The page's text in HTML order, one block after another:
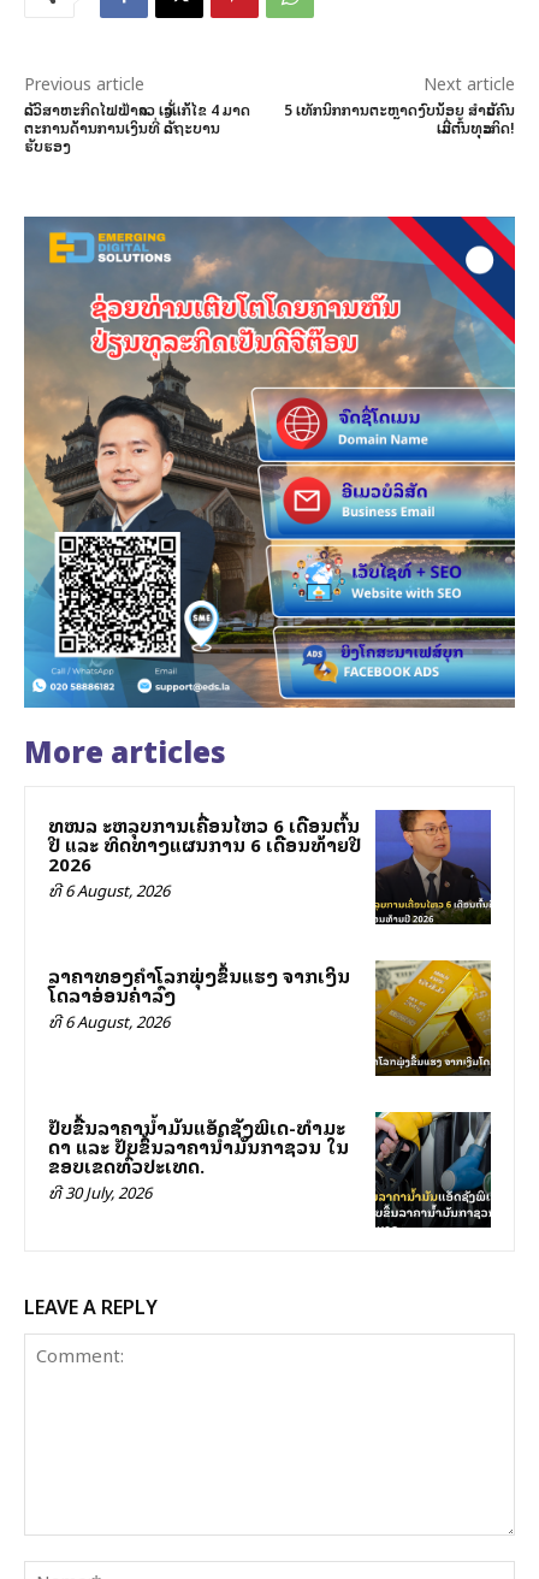
Previous article
ລັດວິສາຫະກິດໄຟຟ້າລາວ ເລັ່ງແກ້ໄຂ 4 ມາດ
ຕະການດ້ານການເງິນທີ່ ລັດຖະບານ
ຮັບຮອງ
Next article
5 ເທັກນິກການຕະຫຼາດງົບນ້ອຍ ສຳລັບຄົນ
ເລີ່ມຕົ້ນທຸລະກິດ!
More articles
ສທໜລ ສະຫລຸບການເຄື່ອນໄຫວ 6 ເດືອນຕົ້ນ
ປີ ແລະ ທິດທາງແຜນການ 6 ເດືອນທ້າຍປີ
2026
ທີ 6 August, 2026
ລາຄາທອງຄຳໂລກພຸ່ງຂຶ້ນແຮງ ຈາກເງິນ
ໂດລາອ່ອນຄ່າລົງ
ທີ 6 August, 2026
ປັບຂື້ນລາ​ຄາ​ນ້ຳ​ມັນ​ແອັດ​ຊັງ​ພິເສດ-ທຳ​ມະ​
ດາ ແລະ ປັບຂຶ້ນ​ລາ​ຄາ​ນ້ຳ​ມັນ​ກາ​ຊວນ ​ໃນ​
ຂອບ​ເຂດ​ທົ່ວ​ປະ​ເທດ.
ທີ 30 July, 2026
LEAVE A REPLY